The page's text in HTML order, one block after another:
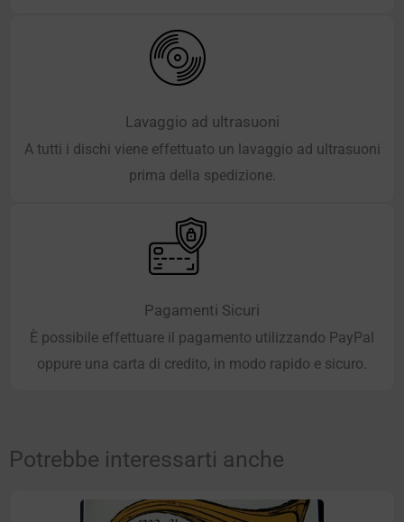
Lavaggio ad ultrasuoni
A tutti i dischi viene effettuato un lavaggio ad ultrasuoni
prima della spedizione.
Pagamenti Sicuri
È possibile effettuare il pagamento utilizzando PayPal
oppure una carta di credito, in modo rapido e sicuro.
Potrebbe interessarti anche